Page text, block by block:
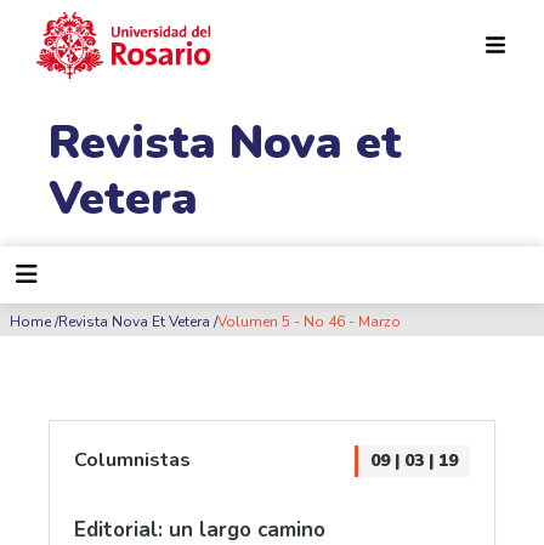
Revista Nova et
Vetera
Ruta de navegación
Home Revista Nova Et Vetera Volumen 5 - No 46 - Marzo
Columnistas 09 | 03 | 19
Editorial: un largo camino